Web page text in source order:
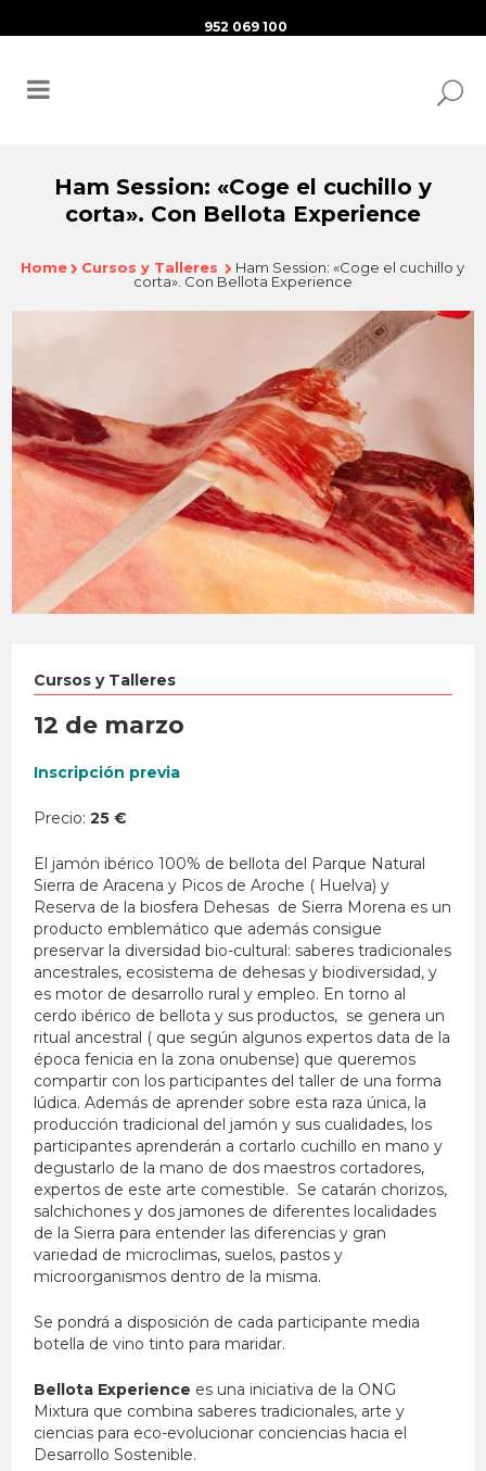
952 069 100
Ham Session: «Coge el cuchillo y
corta». Con Bellota Experience
Home Cursos y Talleres
Ham Session: «Coge el cuchillo y
corta». Con Bellota Experience
Cursos y Talleres
12 de marzo
Inscripción previa
Precio:25 €
El jamón ibérico 100% de bellota del Parque Natural
Sierra de Aracena y Picos de Aroche ( Huelva) y
Reserva de la biosfera Dehesas de Sierra Morena es un
producto emblemático que además consigue
preservar la diversidad bio-cultural: saberes tradicionales
ancestrales, ecosistema de dehesas y biodiversidad, y
es motor de desarrollo rural y empleo. En torno al
cerdo ibérico de bellota y sus productos, se genera un
ritual ancestral ( que según algunos expertos data de la
época fenicia en la zona onubense) que queremos
compartir con los participantes del taller de una forma
lúdica. Además de aprender sobre esta raza única, la
producción tradicional del jamón y sus cualidades, los
participantes aprenderán a cortarlo cuchillo en mano y
degustarlo de la mano de dos maestros cortadores,
expertos de este arte comestible. Se catarán chorizos,
salchichones y dos jamones de diferentes localidades
de la Sierra para entender las diferencias y gran
variedad de microclimas, suelos, pastos y
microorganismos dentro de la misma.
Se pondrá a disposición de cada participante media
botella de vino tinto para maridar.
Bellota Experience es una iniciativa de la ONG
Mixtura que combina saberes tradicionales, arte y
ciencias para eco-evolucionar conciencias hacia el
Desarrollo Sostenible.